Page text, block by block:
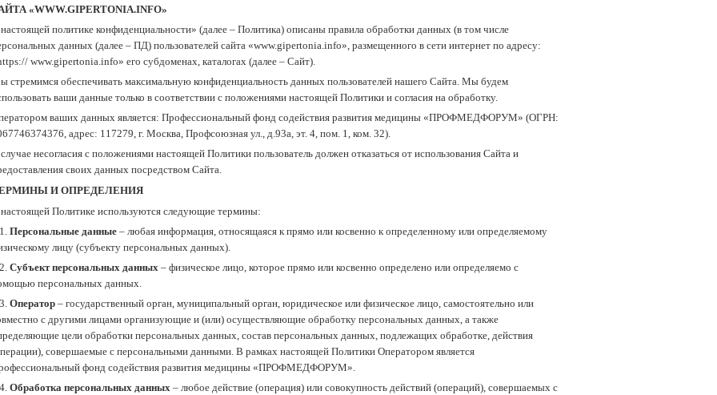
«WWW.GIPERTONIA.INFO»
политике конфиденциальности» (далее – Политика) описаны правила обработки данных (в том числе
данных (далее – ПД) пользователей сайта «www.gipertonia.info», размещенного в сети интернет по адресу:
www.gipertonia.info» его субдоменах, каталогах (далее – Сайт).
стремимся обеспечивать максимальную конфиденциальность данных пользователей нашего Сайта. Мы будем
ваши данные только в соответствии с положениями настоящей Политики и согласия на обработку.
ваших данных является: Профессиональный фонд содействия развития медицины «ПРОФМЕДФОРУМ» (ОГРН:
адрес: 117279, г. Москва, Профсоюзная ул., д.93а, эт. 4, пом. 1, ком. 32).
несогласия с положениями настоящей Политики пользователь должен отказаться от использования Сайта и
своих данных посредством Сайта.
И ОПРЕДЕЛЕНИЯ
Политике используются следующие термины:
Персональные данные – любая информация, относящаяся к прямо или косвенно к определенному или определяемому
лицу (субъекту персональных данных).
Субъект персональных данных – физическое лицо, которое прямо или косвенно определено или определяемо с
персональных данных.
Оператор – государственный орган, муниципальный орган, юридическое или физическое лицо, самостоятельно или
с другими лицами организующие и (или) осуществляющие обработку персональных данных, а также
цели обработки персональных данных, состав персональных данных, подлежащих обработке, действия
совершаемые с персональными данными. В рамках настоящей Политики Оператором является
фонд содействия развития медицины «ПРОФМЕДФОРУМ».
Обработка персональных данных – любое действие (операция) или совокупность действий (операций), совершаемых с